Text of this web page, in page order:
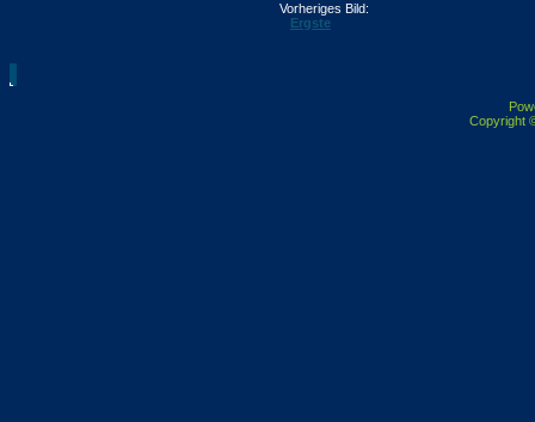
Vorheriges Bild:
Ergste
Copyright